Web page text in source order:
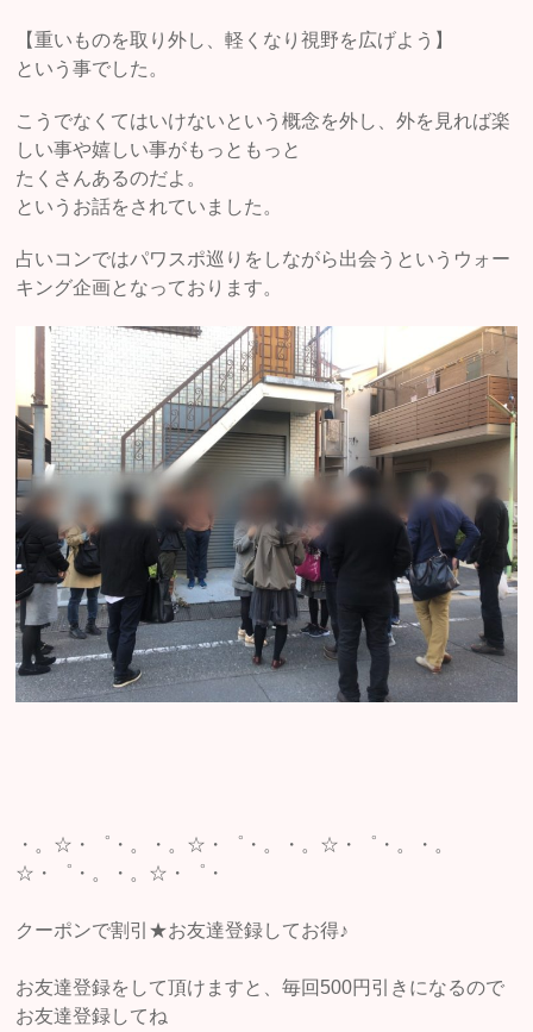
【重いものを取り外し、軽くなり視野を広げよう】
という事でした。
こうでなくてはいけないという概念を外し、外を見れば楽
しい事や嬉しい事がもっともっと
たくさんあるのだよ。
というお話をされていました。
占いコンではパワスポ巡りをしながら出会うというウォー
キング企画となっております。
・。☆・゜・。・。☆・゜・。・。☆・゜・。・。
☆・゜・。・。☆・゜・
クーポンで割引★お友達登録してお得♪
お友達登録をして頂けますと、毎回500円引きになるので
お友達登録してね